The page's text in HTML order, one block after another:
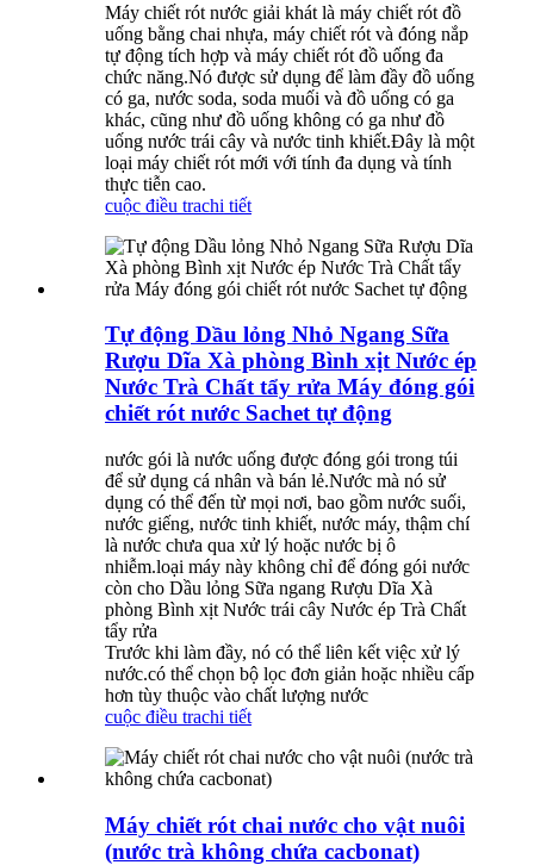
Máy chiết rót nước giải khát là máy chiết rót đồ
uống bằng chai nhựa, máy chiết rót và đóng nắp
tự động tích hợp và máy chiết rót đồ uống đa
chức năng.Nó được sử dụng để làm đầy đồ uống
có ga, nước soda, soda muối và đồ uống có ga
khác, cũng như đồ uống không có ga như đồ
uống nước trái cây và nước tinh khiết.Đây là một
loại máy chiết rót mới với tính đa dụng và tính
thực tiễn cao.
cuộc điều trachi tiết
Tự động Dầu lỏng Nhỏ Ngang Sữa
Rượu Dĩa Xà phòng Bình xịt Nước ép
Nước Trà Chất tẩy rửa Máy đóng gói
chiết rót nước Sachet tự động
nước gói là nước uống được đóng gói trong túi
để sử dụng cá nhân và bán lẻ.Nước mà nó sử
dụng có thể đến từ mọi nơi, bao gồm nước suối,
nước giếng, nước tinh khiết, nước máy, thậm chí
là nước chưa qua xử lý hoặc nước bị ô
nhiễm.loại máy này không chỉ để đóng gói nước
còn cho Dầu lỏng Sữa ngang Rượu Dĩa Xà
phòng Bình xịt Nước trái cây Nước ép Trà Chất
tẩy rửa
Trước khi làm đầy, nó có thể liên kết việc xử lý
nước.có thể chọn bộ lọc đơn giản hoặc nhiều cấp
hơn tùy thuộc vào chất lượng nước
cuộc điều trachi tiết
Máy chiết rót chai nước cho vật nuôi
(nước trà không chứa cacbonat)